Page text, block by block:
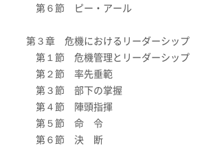
第６節 ピー・アール
第３章 危機におけるリーダーシップ
第１節 危機管理とリーダーシップ
第２節 率先垂範
第３節 部下の掌握
第４節 陣頭指揮
第５節 命 令
第６節 決 断